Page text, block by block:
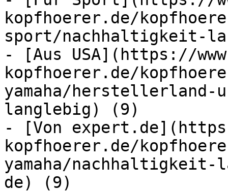
kopfhoerer.de/
sport/nachhaltigkeit-
- [Aus USA](https://
kopfhoerer.de/
yamaha/
langlebig) (9)
- [Von
kopfhoerer.de/
yamaha/
de) (9)